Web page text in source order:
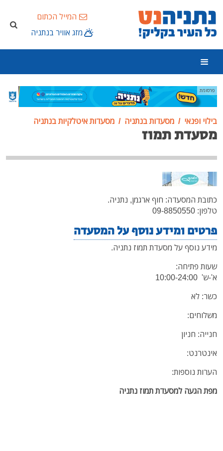
המייל הכתום
מזג אוויר בנתניה
פרסומת
בילוי ופנאי מסעדות בנתניה מסעדות איטלקיות בנתניה
מסעדת תמוז
כתובת המסעדה: חוף ארגמן, נתניה.
טלפון: 09-8850550
פרטים ומידע נוסף על המסעדה
מידע נוסף על מסעדת תמוז נתניה.
שעות פתיחה:
א'-ש' 10:00-24:00
כשר: לא
משלוחים:
חנייה: חניון
אינטרנט:
הערות נוספות:
מפת הגעה למסעדת תמוז נתניה